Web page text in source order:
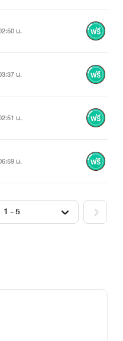
ไม่มีครั้งไหนที่จะไม่ได้รับ
น.
น.
น.
น.